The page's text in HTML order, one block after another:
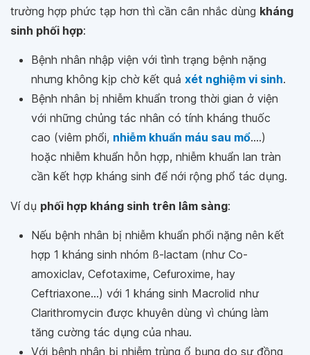
trường hợp phức tạp hơn thì cần cân nhắc dùng kháng
sinh phối hợp:
Bệnh nhân nhập viện với tình trạng bệnh nặng
nhưng không kịp chờ kết quả xét nghiệm vi sinh.
Bệnh nhân bị nhiễm khuẩn trong thời gian ở viện
với những chủng tác nhân có tính kháng thuốc
cao (viêm phổi, nhiễm khuẩn máu sau mổ....)
hoặc nhiễm khuẩn hỗn hợp, nhiễm khuẩn lan tràn
cần kết hợp kháng sinh để nới rộng phổ tác dụng.
Ví dụ phối hợp kháng sinh trên lâm sàng:
Nếu bệnh nhân bị nhiễm khuẩn phổi nặng nên kết
hợp 1 kháng sinh nhóm ß-lactam (như Co-
amoxiclav, Cefotaxime, Cefuroxime, hay
Ceftriaxone...) với 1 kháng sinh Macrolid như
Clarithromycin được khuyên dùng vì chúng làm
tăng cường tác dụng của nhau.
Với bệnh nhân bị nhiễm trùng ổ bụng do sự đồng